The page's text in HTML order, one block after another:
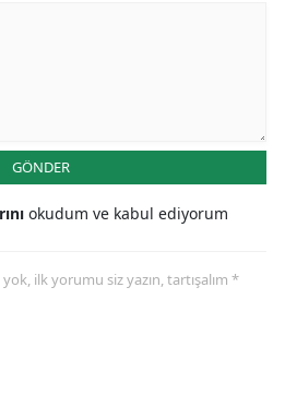
GÖNDER
okudum ve kabul ediyorum
ilk yorumu siz yazın, tartışalım *